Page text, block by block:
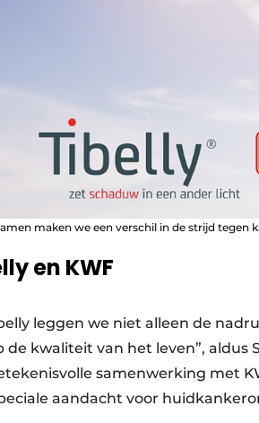
maken we een verschil in de strijd tegen
en KWF
leggen we niet alleen de
de kwaliteit van het leven”, aldus
samenwerking met
aandacht voor